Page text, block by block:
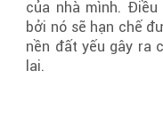
của nhà mình.
bởi nó sẽ hạn chế
nền đất yếu gây ra
lai.